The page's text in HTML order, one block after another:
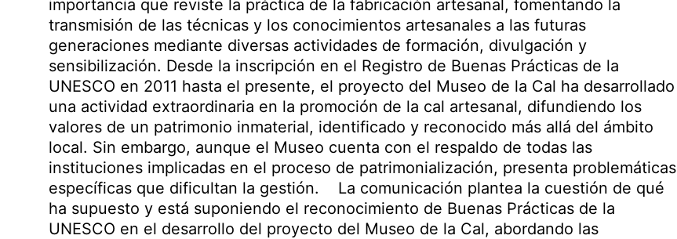
importancia que reviste la práctica de la fabricación artesanal, fomentando la
transmisión de las técnicas y los conocimientos artesanales a las futuras
generaciones mediante diversas actividades de formación, divulgación y
sensibilización. Desde la inscripción en el Registro de Buenas Prácticas de la
UNESCO en 2011 hasta el presente, el proyecto del Museo de la Cal ha desarrollado
una actividad extraordinaria en la promoción de la cal artesanal, difundiendo los
valores de un patrimonio inmaterial, identificado y reconocido más allá del ámbito
local. Sin embargo, aunque el Museo cuenta con el respaldo de todas las
instituciones implicadas en el proceso de patrimonialización, presenta problemáticas
específicas que dificultan la gestión. La comunicación plantea la cuestión de qué
ha supuesto y está suponiendo el reconocimiento de Buenas Prácticas de la
UNESCO en el desarrollo del proyecto del Museo de la Cal, abordando las